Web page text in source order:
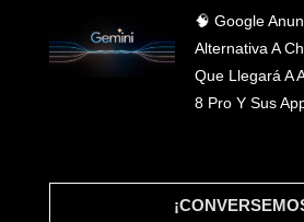
🧠 Google
Alternativa A
Que Llegará A
8 Pro Y Sus